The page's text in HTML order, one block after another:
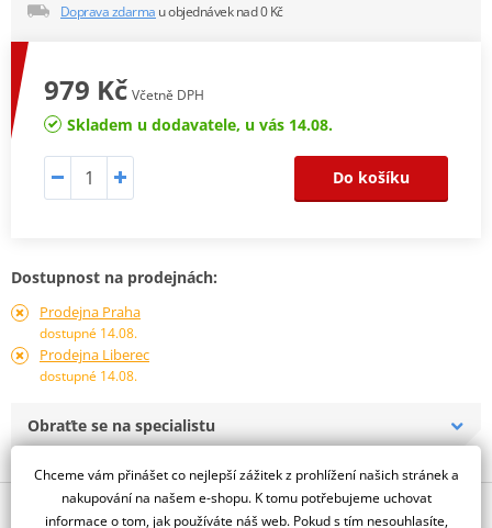
Doprava zdarma u objednávek nad 0 Kč
979 Kč Včetně DPH
Skladem u dodavatele, u vás 14.08.
Do košíku
Dostupnost na prodejnách:
Prodejna Praha
dostupné 14.08.
Prodejna Liberec
dostupné 14.08.
Obraťte se na specialistu
Popis a parametry
Chceme vám přinášet co nejlepší zážitek z prohlížení našich stránek a
nakupování na našem e-shopu. K tomu potřebujeme uchovat
informace o tom, jak používáte náš web. Pokud s tím nesouhlasíte,